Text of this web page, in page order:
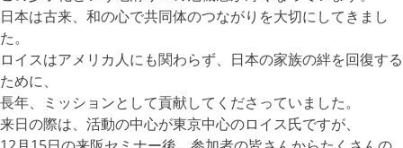
日本は古来、和の心で共同体のつながりを大切にしてきまし
た。
ロイスはアメリカ人にも関わらず、日本の家族の絆を回復する
ために、
長年、ミッションとして貢献してくださっていました。
来日の際は、活動の中心が東京中心のロイス氏ですが、